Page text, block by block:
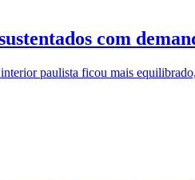
com
paulista ficou mais